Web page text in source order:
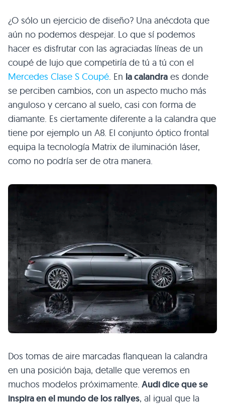
¿O sólo un ejercicio de diseño? Una anécdota que
aún no podemos despejar. Lo que sí podemos
hacer es disfrutar con las agraciadas líneas de un
coupé de lujo que competiría de tú a tú con el
Mercedes Clase S Coupé. En la calandra es donde
se perciben cambios, con un aspecto mucho más
anguloso y cercano al suelo, casi con forma de
diamante. Es ciertamente diferente a la calandra que
tiene por ejemplo un A8. El conjunto óptico frontal
equipa la tecnología Matrix de iluminación láser,
como no podría ser de otra manera.
Dos tomas de aire marcadas flanquean la calandra
en una posición baja, detalle que veremos en
muchos modelos próximamente. Audi dice que se
inspira en el mundo de los rallyes, al igual que la